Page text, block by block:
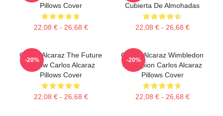
Pillows Cover
22,08 € - 26,68 €
Cubierta De Almohadas
22,08 € - 26,68 €
Carlos Alcaraz The Future
Is Now Carlos Alcaraz
Pillows Cover
22,08 € - 26,68 €
-20%
Carlos Alcaraz Wimbledon
Champion Carlos Alcaraz
Pillows Cover
22,08 € - 26,68 €
-20%